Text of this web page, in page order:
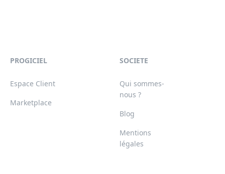
PROGICIEL
Espace Client
Marketplace
SOCIETE
Qui sommes-
nous ?
Blog
Mentions
légales